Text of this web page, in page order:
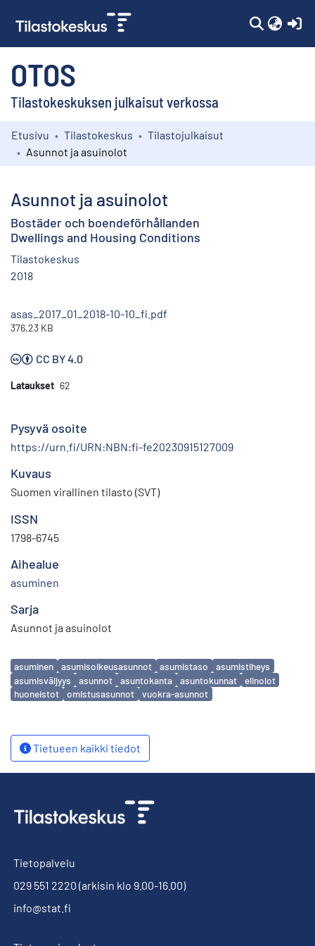
OTOS
Tilastokeskuksen julkaisut verkossa
Kokoelmat
Etusivu Tilastokeskus
Tilastojulkaisut
Asunnot ja asuinolot
Asunnot ja asuinolot
Bostäder och boendeförhållanden
Dwellings and Housing Conditions
Tilastokeskus
2018
asas_2017_01_2018-10-10_fi.pdf
376.23 KB
CC BY 4.0
Lataukset 62
Pysyvä osoite
https://urn.fi/URN:NBN:fi-fe20230915127009
Kuvaus
Suomen virallinen tilasto (SVT)
ISSN
1798-6745
Aihealue
asuminen
Sarja
Asunnot ja asuinolot
Avainsanat
asuminen asumisoikeusasunnot asumistaso
asumistiheys
asumisväljyys
asunnot asuntokanta asuntokunnat
elinolot
huoneistot
omistusasunnot vuokra-asunnot
Tietueen kaikki tiedot
Tietopalvelu
029 551 2220 (arkisin klo 9.00-16.00)
info@stat.fi